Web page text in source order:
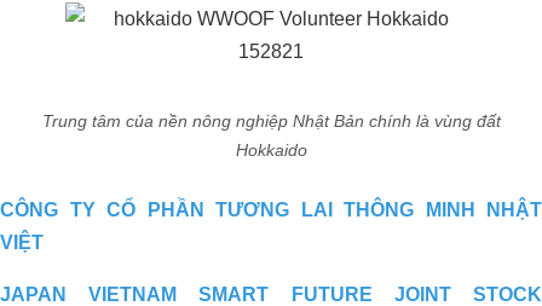
Trung tâm của nền nông nghiệp Nhật Bản chính là vùng đất
Hokkaido
CÔNG TY CỔ PHẦN TƯƠNG LAI THÔNG MINH NHẬT
VIỆT
JAPAN VIETNAM SMART FUTURE JOINT STOCK
QUY TRÌNH NÂNG VÀ GIỮ pH ỔN
ĐỊNH CHO ĐẤT TRỒNG SẦU